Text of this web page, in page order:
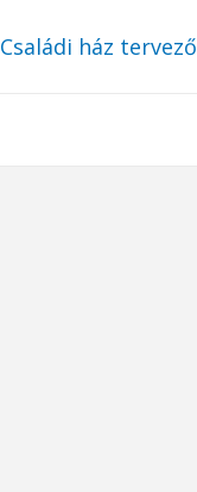
Családi ház tervező